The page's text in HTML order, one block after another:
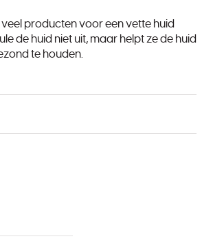
veel producten voor een vette huid
de huid niet uit, maar helpt ze de huid
te houden.